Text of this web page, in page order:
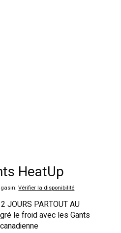
HeatUp
:Vérifier la disponibilité
JOURS PARTOUT AU
le froid avec les Gants